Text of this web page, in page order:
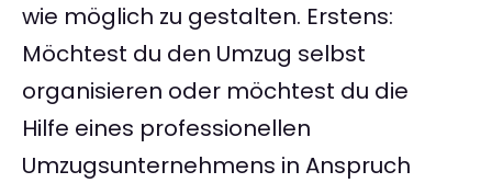
wie möglich zu gestalten. Erstens:
Möchtest du den Umzug selbst
organisieren oder möchtest du die
Hilfe eines professionellen
Umzugsunternehmens in Anspruch